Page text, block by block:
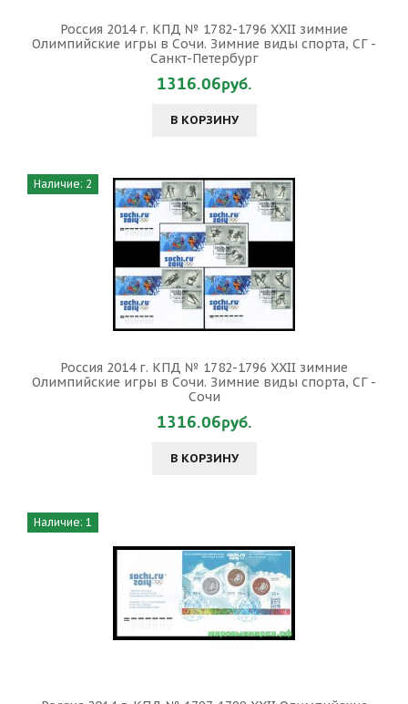
Россия 2014 г. КПД № 1782-1796 XXII зимние
Олимпийские игры в Сочи. Зимние виды спорта, СГ -
Санкт-Петербург
1316.06руб.
В КОРЗИНУ
Наличие: 2
Россия 2014 г. КПД № 1782-1796 XXII зимние
Олимпийские игры в Сочи. Зимние виды спорта, СГ -
Сочи
1316.06руб.
В КОРЗИНУ
Наличие: 1